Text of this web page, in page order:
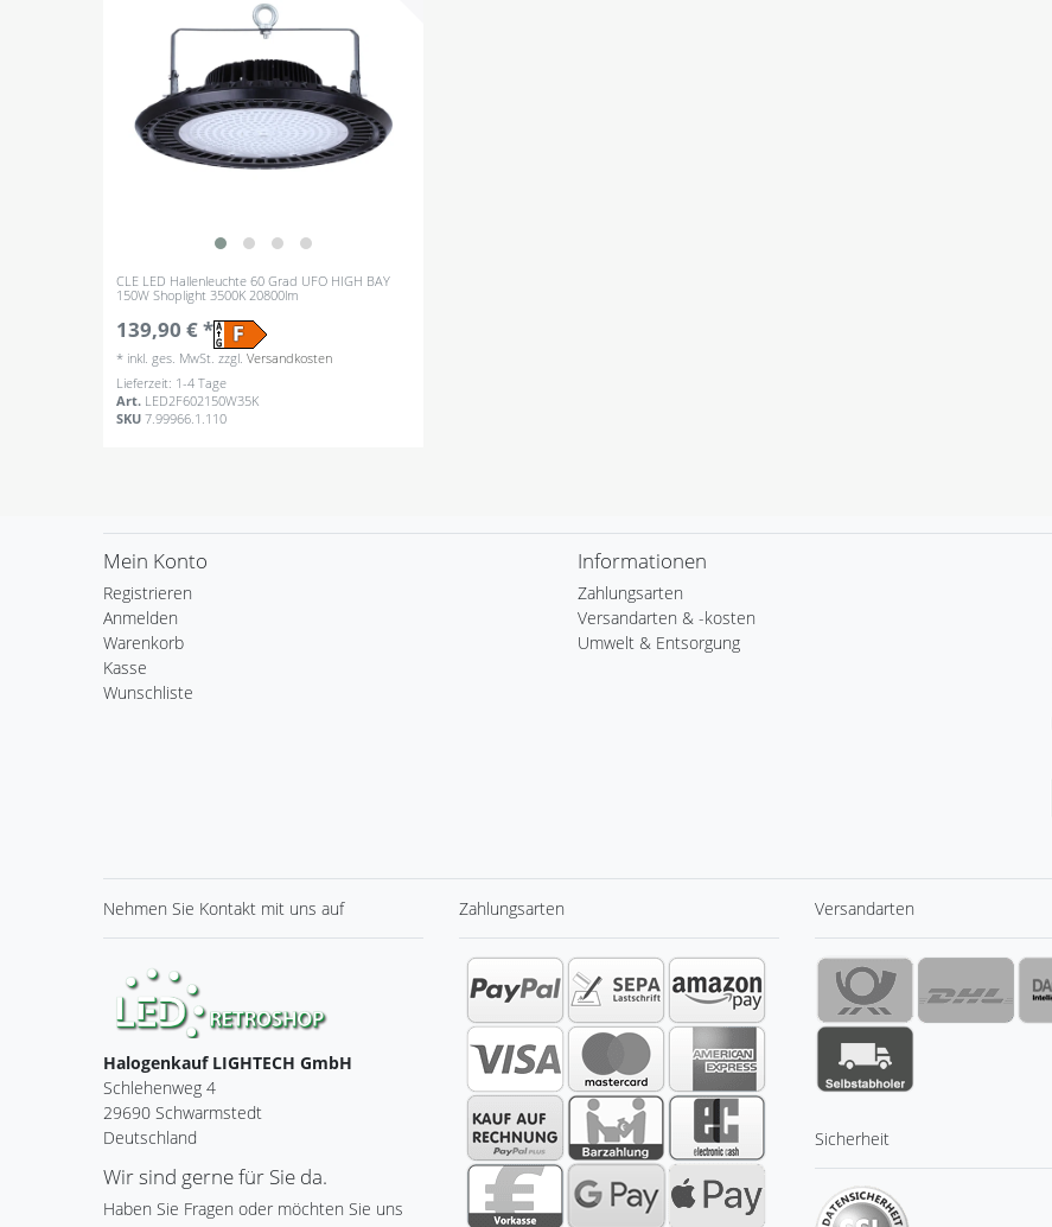
CLE LED Hallenleuchte 60 Grad UFO HIGH BAY
150W Shoplight 3500K 20800lm
139,90 € *
* inkl. ges. MwSt. zzgl.Versandkosten
Lieferzeit: 1-4 Tage
Art. LED2F602150W35K
SKU7.99966.1.110
Mein Konto
Registrieren
Anmelden
Warenkorb
Kasse
Wunschliste
Informationen
Zahlungsarten
Versandarten & -kosten
Umwelt & Entsorgung
Nehmen Sie Kontakt mit uns auf
Halogenkauf LIGHTECH GmbH
Schlehenweg 4
29690 Schwarmstedt
Deutschland
Wir sind gerne für Sie da.
Haben Sie Fragen oder möchten Sie uns
Zahlungsarten Versandarten
Sicherheit